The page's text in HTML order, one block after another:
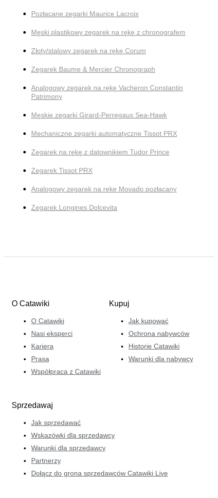
Pozłacane zegarki Maurice Lacroix
Męski plastikowy zegarek na rękę z chronografem
Złoty/stalowy zegarek na rękę Corum
Zegarek Baume & Mercier Chronograph
Analogowy zegarek na rękę Vacheron Constantin
Patrimony
Męskie zegarki Girard-Perregaux Sea-Hawk
Mechaniczne zegarki automatyczne Tissot PRX
Zegarek na rękę z datownikiem Tudor Prince
Zegarek Tissot PRX
Analogowy zegarek na rękę Movado pozłacany
Zegarek Longines Dolcevita
O Catawiki
O Catawiki
Nasi eksperci
Kariera
Prasa
Współpraca z Catawiki
Kupuj
Jak kupować
Ochrona nabywców
Historie Catawiki
Warunki dla nabywcy
Sprzedawaj
Jak sprzedawać
Wskazówki dla sprzedawcy
Warunki dla sprzedawcy
Partnerzy
Dołącz do grona sprzedawców Catawiki Live